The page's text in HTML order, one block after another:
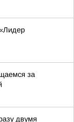
за
двумя